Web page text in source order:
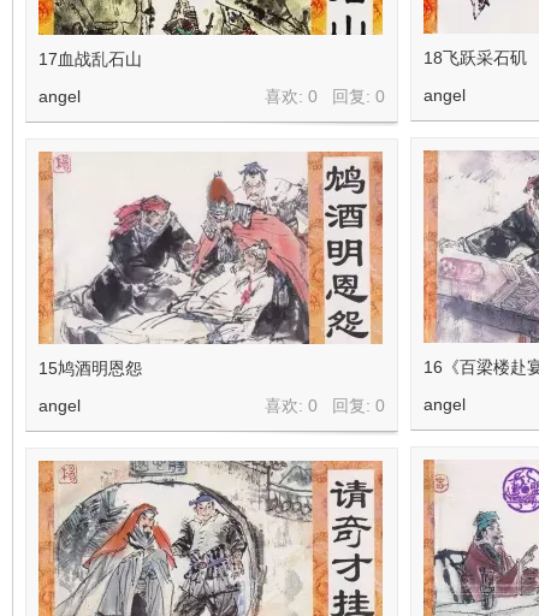
18飞跃采石矶
angel
17血战乱石山
喜欢: 0 回复: 0
angel
16《百梁楼赴
angel
15鸠酒明恩怨
喜欢: 0 回复: 0
angel